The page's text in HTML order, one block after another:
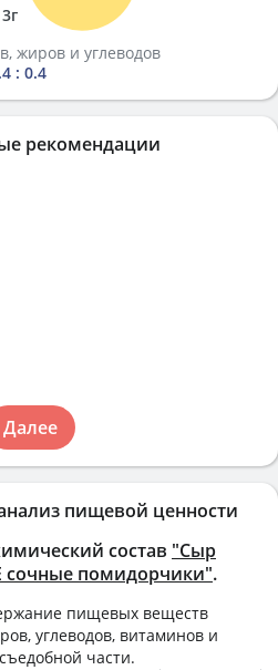
пищевой ценности
состав "Сыр
помидорчики".
пищевых веществ
углеводов, витаминов и
съедобной части.
3г
жиров и углеводов
: 0.4
рекомендации
Далее